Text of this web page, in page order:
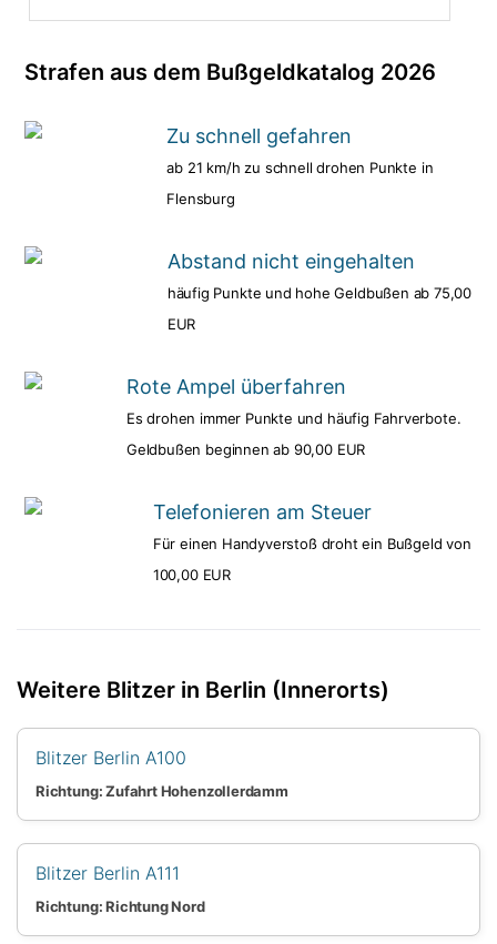
Strafen aus dem Bußgeldkatalog 2026
Zu schnell gefahren
ab 21 km/h zu schnell drohen Punkte in
Flensburg
Abstand nicht eingehalten
häufig Punkte und hohe Geldbußen ab 75,00
EUR
Rote Ampel überfahren
Es drohen immer Punkte und häufig Fahrverbote.
Geldbußen beginnen ab 90,00 EUR
Telefonieren am Steuer
Für einen Handyverstoß droht ein Bußgeld von
100,00 EUR
Weitere Blitzer in Berlin (Innerorts)
Blitzer Berlin A100
Richtung: Zufahrt Hohenzollerdamm
Blitzer Berlin A111
Richtung: Richtung Nord